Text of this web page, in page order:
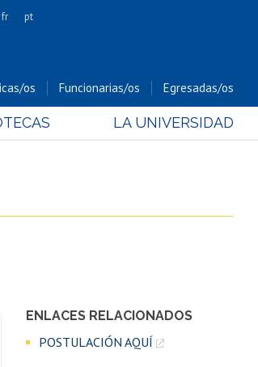
Conservación
fr pt
os Funcionarias/os Egresadas/os
LA UNIVERSIDAD
ENLACES RELACIONADOS
POSTULACIÓN AQUÍ